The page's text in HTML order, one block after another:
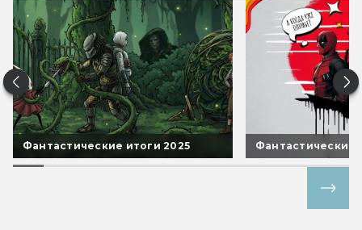
Фантастические итоги 2025 Фантастические